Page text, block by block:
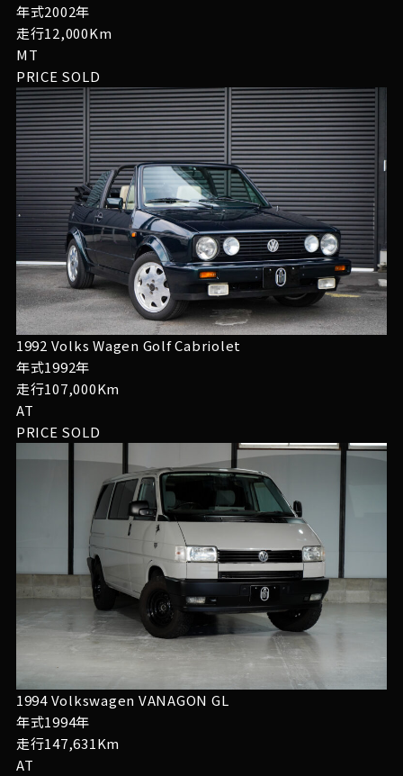
年式2002年
走行12,000Km
MT
PRICE SOLD
1992 Volks Wagen Golf Cabriolet
年式1992年
走行107,000Km
AT
PRICE SOLD
1994 Volkswagen VANAGON GL
年式1994年
走行147,631Km
AT